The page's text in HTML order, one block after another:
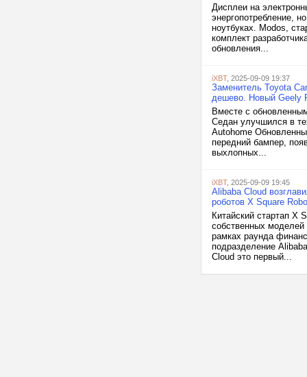
Дисплеи на
энергопотребление,
ноутбуках. Modos,
комплект
обновления...
iXBT, 2025-09-09 19:37
Заменитель Toyota
дешево. Новый Geely
Вместе с
Седан улучшился в
Autohome
передний бампер,
выхлопных...
iXBT, 2025-09-09 19:45
Alibaba Cloud
роботов X Square
Китайский стартап X
собственных
рамках раунда
подразделение
Cloud это первый...